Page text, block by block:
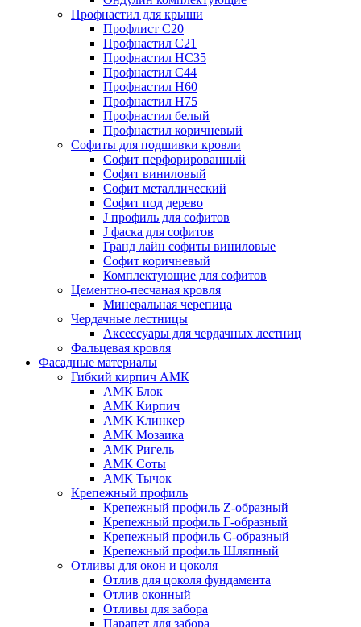
Профнастил для крыши
Профлист С20
Профнастил С21
Профнастил НС35
Профнастил С44
Профнастил Н60
Профнастил Н75
Профнастил белый
Профнастил коричневый
Софиты для подшивки кровли
Cофит перфорированный
Софит виниловый
Софит металлический
Софит под дерево
J профиль для софитов
J фаска для софитов
Гранд лайн софиты виниловые
Софит коричневый
Комплектующие для софитов
Цементно-песчаная кровля
Минеральная черепица
Чердачные лестницы
Аксессуары для чердачных лестниц
Фальцевая кровля
Фасадные материалы
Гибкий кирпич АМК
АМК Блок
АМК Кирпич
АМК Клинкер
АМК Мозаика
АМК Ригель
АМК Соты
АМК Тычок
Крепежный профиль
Крепежный профиль Z-образный
Крепежный профиль Г-образный
Крепежный профиль С-образный
Крепежный профиль Шляпный
Отливы для окон и цоколя
Отлив для цоколя фундамента
Отлив оконный
Отливы для забора
Парапет для забора